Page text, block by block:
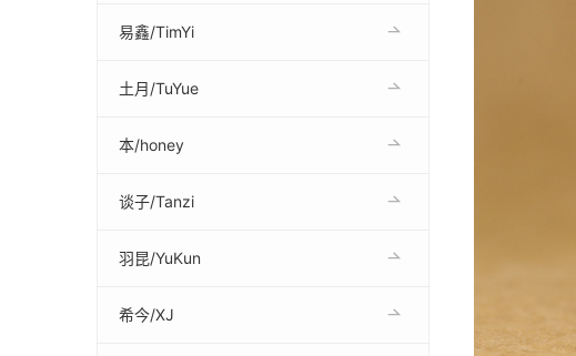
易鑫/TimYi
土月/TuYue
本/honey
谈子/Tanzi
羽昆/YuKun
希今/XJ